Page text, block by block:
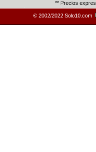
** Precios
© 2002/2022 Solo10.com